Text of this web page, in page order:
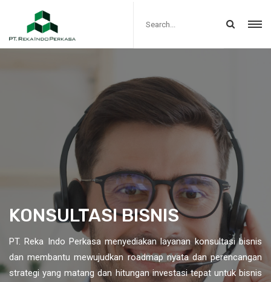
KONSULTASI BISNIS
PT. Reka Indo Perkasa menyediakan layanan konsultasi bisnis
dan membantu mewujudkan roadmap nyata dan perencangan
strategi yang matang dan hitungan investasi tepat untuk bisnis